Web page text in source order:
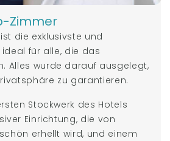
Zimmer
ist die exklusivste und
für alle, die das
Alles wurde darauf ausgelegt,
zu garantieren.
Stockwerk des Hotels
Einrichtung, die von
erhellt wird, und einem